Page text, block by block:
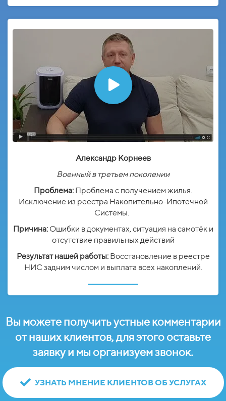
Александр Корнеев
Военный в третьем поколении
Проблема: Проблема с получением жилья.
Исключение из реестра Накопительно-Ипотечной
Системы.
Причина: Ошибки в документах, ситуация на самотёк и
отсутствие правильных действий
Результат нашей работы:Восстановление в реестре
НИС задним числом и выплата всех накоплений.
Вы можете получить устные комментарии
от наших клиентов, для этого оставьте
заявку и мы организуем звонок.
УЗНАТЬ МНЕНИЕ КЛИЕНТОВ ОБ УСЛУГАХ